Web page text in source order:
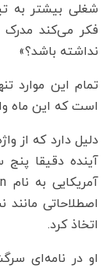
شغلی بیشتر به
فکر می‌کند مدرک
نداشته باشد؟»
است که این ماه
دلیل دارد که از
آینده دقیقا
اتخاذ کرد.